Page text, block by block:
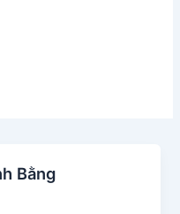
Bằng